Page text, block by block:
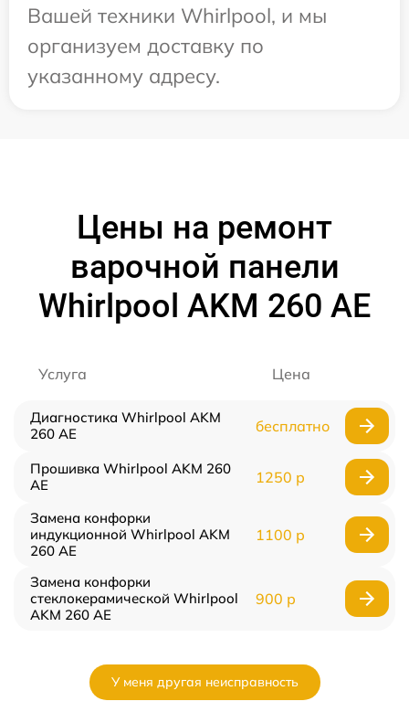
Вашей техники Whirlpool, и мы
организуем доставку по
указанному адресу.
Цены на ремонт
варочной панели
Whirlpool AKM 260 AE
Услуга Цена
Диагностика Whirlpool AKM
260 AE
бесплатно
Прошивка Whirlpool AKM 260
AE
1250 р
Замена конфорки
индукционной Whirlpool AKM
260 AE
1100 р
Замена конфорки
стеклокерамической Whirlpool
AKM 260 AE
900 р
У меня другая неисправность